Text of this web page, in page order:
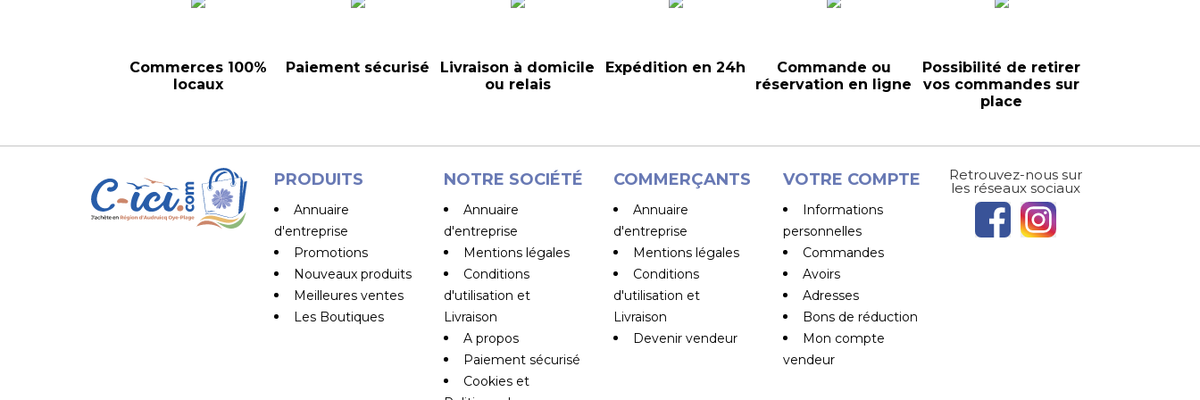
Commerces 100%
locaux
Paiement sécurisé
Livraison à domicile
ou relais
Expédition en 24h
Commande ou
réservation en ligne
Possibilité de retirer
vos commandes sur
place
PRODUITS
Annuaire
d'entreprise
Promotions
Nouveaux produits
Meilleures ventes
Les Boutiques
NOTRE SOCIÉTÉ
Annuaire
d'entreprise
Mentions légales
Conditions
d'utilisation et
Livraison
A propos
Paiement sécurisé
Cookies et
COMMERÇANTS
Annuaire
d'entreprise
Mentions légales
Conditions
d'utilisation et
Livraison
Devenir vendeur
VOTRE COMPTE
Informations
personnelles
Commandes
Avoirs
Adresses
Bons de réduction
Mon compte
vendeur
Retrouvez-nous sur
les réseaux sociaux